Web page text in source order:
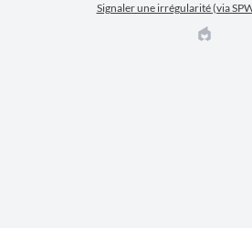
Signaler une irrégularité (via